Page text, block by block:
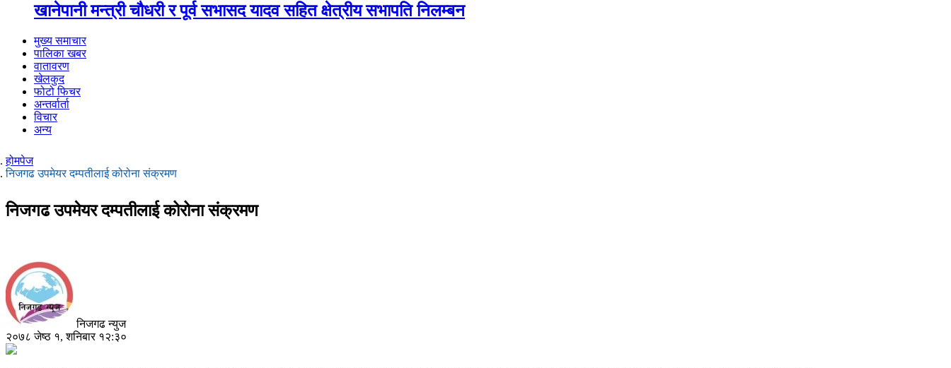
खानेपानी मन्त्री चौधरी र पूर्व सभासद यादव सहित क्षेत्रीय सभापति निलम्बन
मुख्य समाचार
पालिका खबर
वातावरण
खेलकुद
फोटो फिचर
अन्तर्वार्ता
विचार
अन्य
होमपेज
निजगढ उपमेयर दम्पतीलाई कोरोना संक्रमण
निजगढ उपमेयर दम्पतीलाई कोरोना संक्रमण
निजगढ न्युज
२०७८ जेष्ठ १, शनिबार १२:३०